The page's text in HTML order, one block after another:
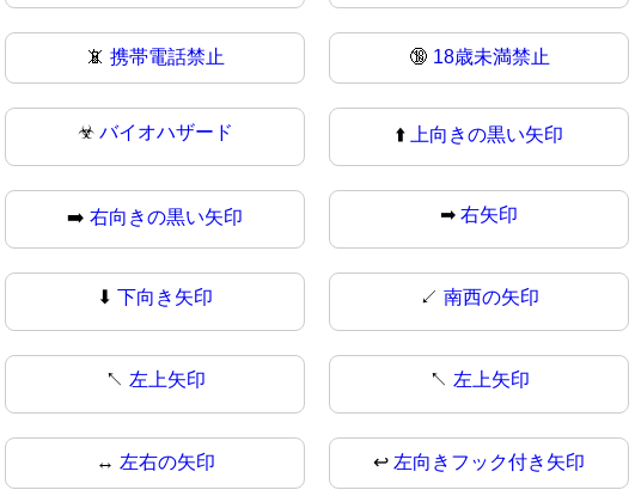
📵 携帯電話禁止 🔞 18歳未満禁止
☣ バイオハザード ⬆️上向きの黒い矢印
➡️右向きの黒い矢印 ➡右矢印
⬇下向き矢印 ↙️ 南西の矢印
↖️ 左上矢印 ↖ 左上矢印
↔ 左右の矢印 ↩️左向きフック付き矢印